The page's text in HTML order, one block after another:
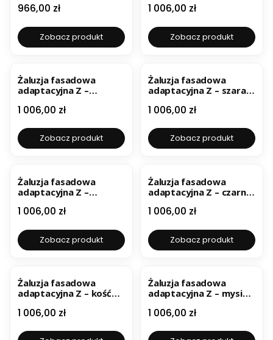
Cena
966,00 zł
Zobacz produkt
Cena
1 006,00 zł
Zobacz produkt
Żaluzja fasadowa
adaptacyjna Z –
Cena
1 006,00 zł
Zobacz produkt
Żaluzja fasadowa
adaptacyjna Z – szara
Cena
1 006,00 zł
Zobacz produkt
Żaluzja fasadowa
adaptacyjna Z –
Cena
1 006,00 zł
Zobacz produkt
Żaluzja fasadowa
adaptacyjna Z – czarna
Cena
1 006,00 zł
Zobacz produkt
Żaluzja fasadowa
adaptacyjna Z – kość
Cena
1 006,00 zł
Żaluzja fasadowa
adaptacyjna Z – mysi
Cena
1 006,00 zł